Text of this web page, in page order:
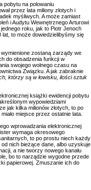
pobytu na polowaniu
przez lata miliony złotych i
myśliwych. A może zamiast
i Audytu Wewnętrznego Arturowi
roku, jak to Piotr Jenoch
to może dowiedzielibyśmy się
zostaną zarządy we
do obsadzenia funkcji w
swojego wolnego czasu na
Związku. A jak zabraknie
którzy są w łowisku, ilości sztuk
książki ewidencji pobytu
wypowiedziami
jak kilka milionów złotych, to po
miejsce przez ostatnie lata.
wprowadzania elektronicznej
wymaga okresowego
to po prostu niech każdy
nich bieżące dane, albo uzyskuje
a nie tworzy nowego kanału
bo to narządzie wygodne przede
papierowej. Zmuszanie ich do